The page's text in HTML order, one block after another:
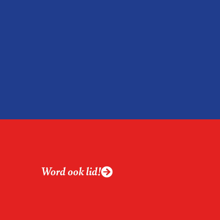
Word ook lid!